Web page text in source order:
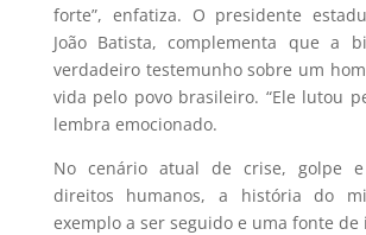
forte”, enfatiza. O presidente
João Batista, complementa que a
verdadeiro testemunho sobre um
vida pelo povo brasileiro. “Ele lutou
lembra emocionado.
No cenário atual de crise, golpe
direitos humanos, a história do
exemplo a ser seguido e uma fonte de